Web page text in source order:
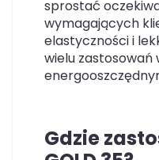
sprostać
wymagających
elastyczności i
wielu
Gdzie